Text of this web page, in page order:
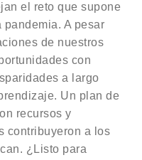
el reto que supone
A pesar
de nuestros
con
a largo
Un plan de
recursos y
contribuyeron a los
¿Listo para